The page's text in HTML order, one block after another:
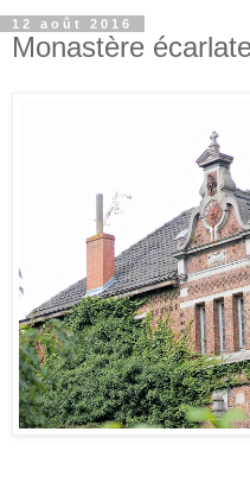
12 août 2016
Monastère